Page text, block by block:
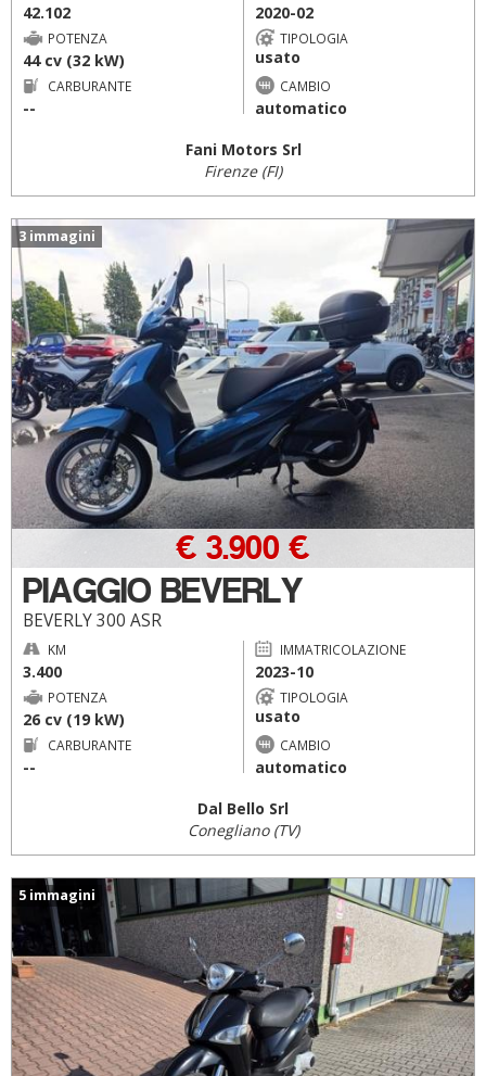
42.102 2020-02
POTENZA
44 cv (32 kW)
TIPOLOGIA
usato
CARBURANTE
--
CAMBIO
automatico
Fani Motors Srl
Firenze (FI)
3 immagini
PIAGGIO BEVERLY
BEVERLY 300 ASR
€ 3.900 €
KM
3.400
IMMATRICOLAZIONE
2023-10
POTENZA
26 cv (19 kW)
TIPOLOGIA
usato
CARBURANTE
--
CAMBIO
automatico
Dal Bello Srl
Conegliano (TV)
5 immagini